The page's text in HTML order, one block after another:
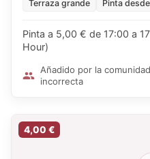
Terraza grande Pinta
Pinta a 5,00 € de 17:00 a
Hour)
Añadido por la
incorrecta
4,00 €